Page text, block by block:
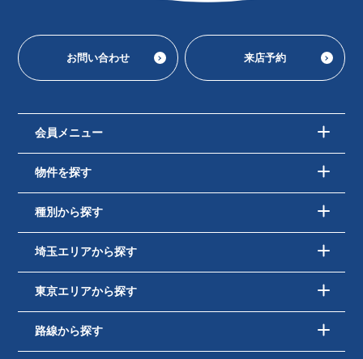
お問い合わせ 来店予約
会員メニュー
物件を探す
種別から探す
埼玉エリアから探す
東京エリアから探す
路線から探す